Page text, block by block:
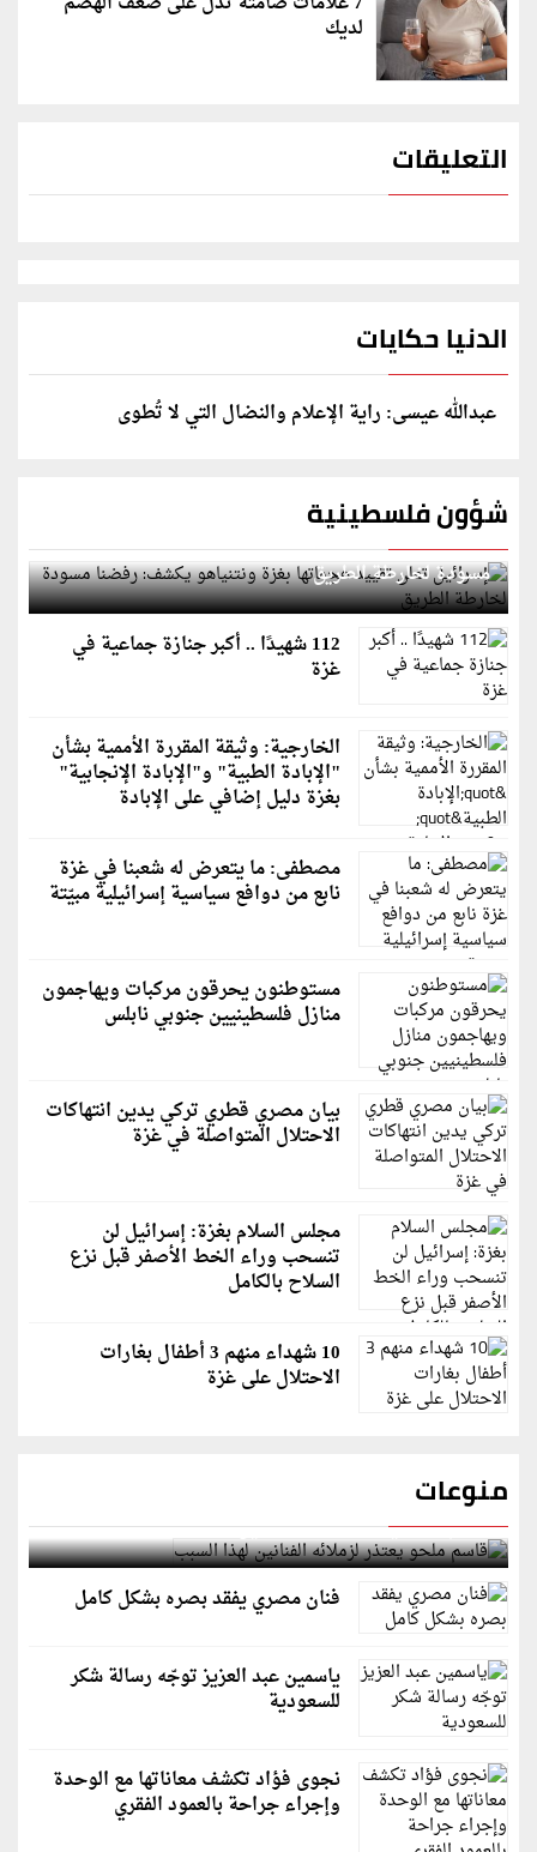
لديك
التعليقات
الدنيا حكايات
عبدالله عيسى: راية الإعلام والنضال التي لا تُطوى
شؤون فلسطينية
إسرائيل تعلن تقييد هجماتها بغزة ونتنياهو يكشف: رفضنا
مسودة لخارطة الطريق
112 شهيدًا .. أكبر جنازة جماعية في
غزة
الخارجية: وثيقة المقررة الأممية بشأن
"الإبادة الطبية" و"الإبادة الإنجابية"
بغزة دليل إضافي على الإبادة
مصطفى: ما يتعرض له شعبنا في غزة
نابع من دوافع سياسية إسرائيلية مبيّتة
مستوطنون يحرقون مركبات ويهاجمون
منازل فلسطينيين جنوبي نابلس
بيان مصري قطري تركي يدين انتهاكات
الاحتلال المتواصلة في غزة
مجلس السلام بغزة: إسرائيل لن
تنسحب وراء الخط الأصفر قبل نزع
السلاح بالكامل
10 شهداء منهم 3 أطفال بغارات
الاحتلال على غزة
منوعات
قاسم ملحو يعتذر لزملائه الفنانين لهذا السبب
فنان مصري يفقد بصره بشكل كامل
ياسمين عبد العزيز توجّه رسالة شكر
للسعودية
نجوى فؤاد تكشف معاناتها مع الوحدة
وإجراء جراحة بالعمود الفقري